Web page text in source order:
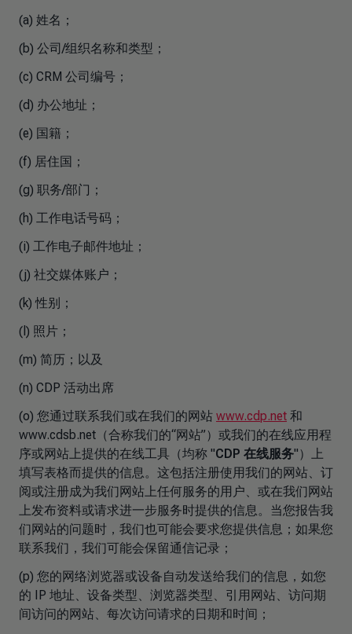
(a) 姓名；
(b) 公司/组织名称和类型；
(c) CRM 公司编号；
(d) 办公地址；
(e) 国籍；
(f) 居住国；
(g) 职务/部门；
(h) 工作电话号码；
(i) 工作电子邮件地址；
(j) 社交媒体账户；
(k) 性别；
(l) 照片；
(m) 简历；以及
(n) CDP 活动出席
(o) 您通过联系我们或在我们的网站 www.cdp.net 和
www.cdsb.net（合称我们的“网站”）或我们的在线应用程
序或网站上提供的在线工具（均称 "CDP 在线服务"）上
填写表格而提供的信息。这包括注册使用我们的网站、订
阅或注册成为我们网站上任何服务的用户、或在我们网站
上发布资料或请求进一步服务时提供的信息。当您报告我
们网站的问题时，我们也可能会要求您提供信息；如果您
联系我们，我们可能会保留通信记录；
(p) 您的网络浏览器或设备自动发送给我们的信息，如您
的 IP 地址、设备类型、浏览器类型、引用网站、访问期
间访问的网站、每次访问请求的日期和时间；